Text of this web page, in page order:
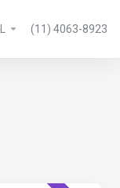
(11) 4063-8923